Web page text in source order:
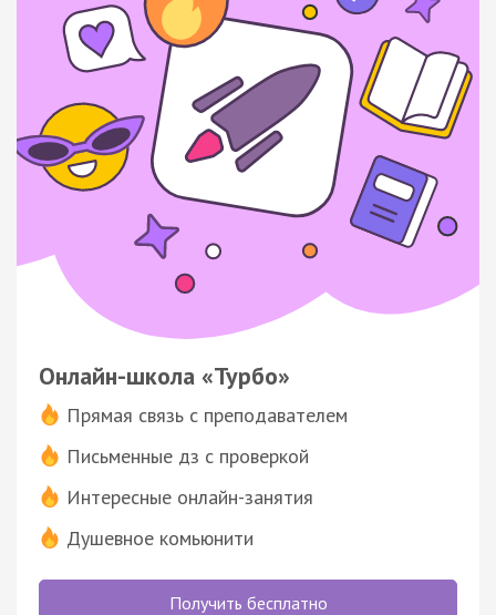
Онлайн-школа «Турбо»
Прямая связь с преподавателем
Письменные дз с проверкой
Интересные онлайн-занятия
Душевное комьюнити
Получить бесплатно